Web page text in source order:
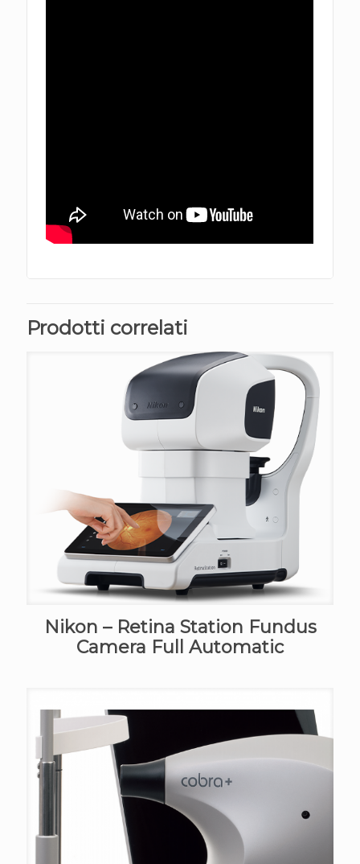
Prodotti correlati
Nikon – Retina Station Fundus
Camera Full Automatic